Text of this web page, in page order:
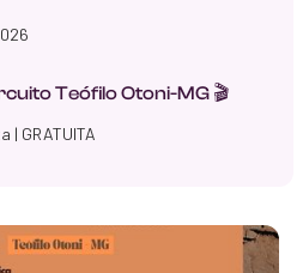
Teófilo Otoni-MG 🎬
| GRATUITA